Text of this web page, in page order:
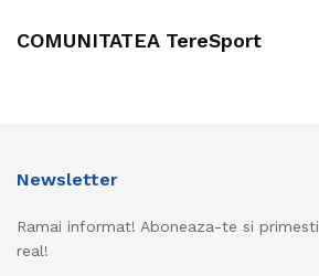
COMUNITATEA TereSport
Newsletter
Ramai informat! Aboneaza-te si
real!